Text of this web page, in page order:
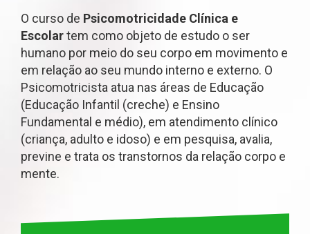
O curso de Psicomotricidade Clínica e
Escolartem como objeto de estudo o ser
humano por meio do seu corpo em movimento e
em relação ao seu mundo interno e externo. O
Psicomotricista atua nas áreas de Educação
(Educação Infantil (creche) e Ensino
Fundamental e médio), em atendimento clínico
(criança, adulto e idoso) e em pesquisa, avalia,
previne e trata os transtornos da relação corpo e
mente.